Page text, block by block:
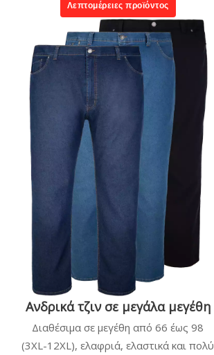
Λεπτομέρειες προϊόντος
Ανδρικά τζιν σε μεγάλα μεγέθη
Διαθέσιμα σε μεγέθη από 66 έως 98
(3XL-12XL), ελαφριά, ελαστικά και πολύ